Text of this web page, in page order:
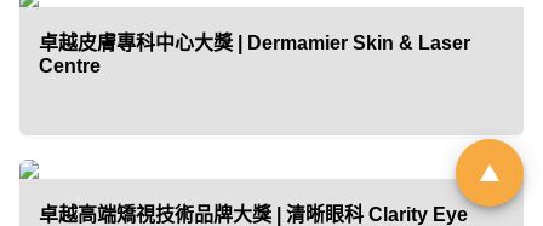
大獎」，旨在發掘並表彰於創新、
卓越皮膚專科中心大獎 | Dermamier Skin & Laser
Centre
卓越高端矯視技術品牌大獎 | 清晰眼科 Clarity Eye